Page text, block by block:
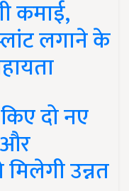
कमाई,
लगाने के
दो नए
और
उन्नत